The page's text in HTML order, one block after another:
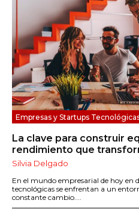
Empresas y Startups
La clave para construir
rendimiento que
Silvia Delgado
En el mundo empresarial de hoy en
tecnológicas se enfrentan a un
constante cambio....